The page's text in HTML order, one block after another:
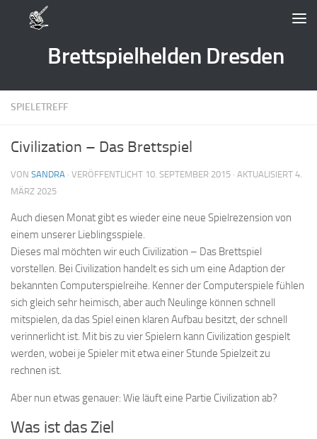
Zum Inhalt springen
Brettspielhelden Dresden
SPIELETREFF
Civilization – Das Brettspiel
VON SANDRA · VERÖFFENTLICHT 10. SEPTEMBER 2015 · AKTUALISIERT 4.
MÄRZ 2025
Auch diesen Monat gibt es wieder eine neue Spielrezension von
einem unserer Lieblingsspiele.
Dieses mal möchten wir euch Civilization – Das Brettspiel
vorstellen. Bei Civilization handelt es sich um eine Adaption der
bekannten Computerspielreihe. Kenner der Computerspiele fühlen
sich gleich sehr heimisch, aber auch Neulinge können schnell
mitspielen, da das Spiel einen klaren Aufbau besitzt, der schnell
verinnerlicht ist. Mit bis zu vier Spielern kann Civilization gespielt
werden, wobei je Spieler mit etwa einer Stunde Spielzeit zu
rechnen ist.
Aber nun etwas genauer: Wie läuft eine Partie Civilization ab?
Was ist das Ziel